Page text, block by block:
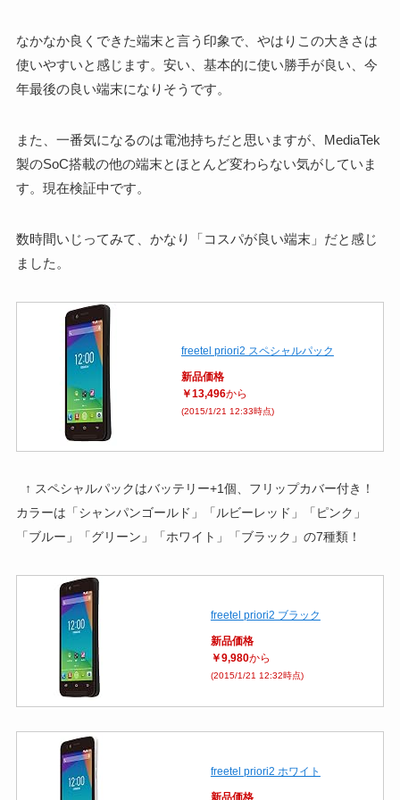
なかなか良くできた端末と言う印象で、やはりこの大きさは
使いやすいと感じます。安い、基本的に使い勝手が良い、今
年最後の良い端末になりそうです。
また、一番気になるのは電池持ちだと思いますが、MediaTek
製のSoC搭載の他の端末とほとんど変わらない気がしていま
す。現在検証中です。
数時間いじってみて、かなり「コスパが良い端末」だと感じ
ました。
freetel priori2 スペシャルパック
新品価格
￥13,496から
(2015/1/21 12:33時点)
↑ スペシャルパックはバッテリー+1個、フリップカバー付き！
カラーは「シャンパンゴールド」「ルビーレッド」「ピンク」
「ブルー」「グリーン」「ホワイト」「ブラック」の7種類！
freetel priori2 ブラック
新品価格
￥9,980から
(2015/1/21 12:32時点)
freetel priori2 ホワイト
新品価格